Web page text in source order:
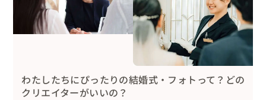
わたしたちにぴったりの結婚式・フォトって？どの
クリエイターがいいの？